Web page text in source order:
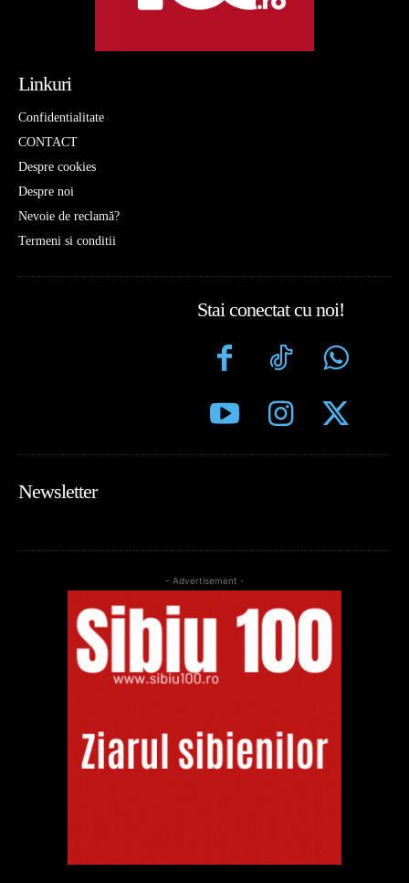
Linkuri
Confidentialitate
CONTACT
Despre cookies
Despre noi
Nevoie de reclamă?
Termeni si conditii
Stai conectat cu noi!
Newsletter
- Advertisement -